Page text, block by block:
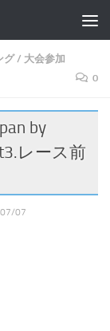
グ/ 大会参加
0
by
レース前
07